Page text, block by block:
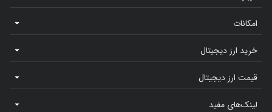
امکانات
خرید ارز دیجیتال
قیمت ارز دیجیتال
لینک‌های مفید